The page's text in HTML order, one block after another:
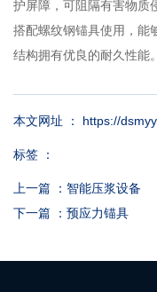
护屏障，可阻隔有害物质
搭配螺纹钢锚具使用，能
结构拥有优良的耐久性能。
本文网址 ： https://
标签 ：
上一篇 ： 智能压浆设备
下一篇 ： 预应力锚具